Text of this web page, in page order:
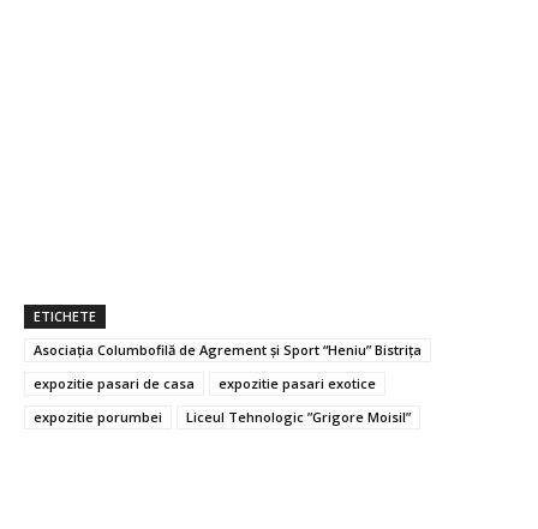
ETICHETE
Asociația Columbofilă de Agrement și Sport “Heniu” Bistrița
expozitie pasari de casa
expozitie pasari exotice
expozitie porumbei
Liceul Tehnologic ”Grigore Moisil”